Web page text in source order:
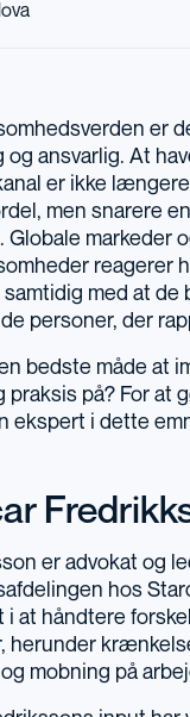
er
ansvarlig. At
er ikke
men snarere en
Globale markeder
reagerer
med at de
personer, der
bedste måde at
på? For at
ekspert i dette
er advokat og
hos
i at håndtere
herunder
mobning på